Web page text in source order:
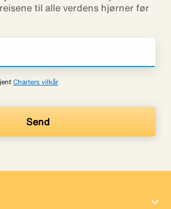
til alle verdens hjørner før
Charters vilkår
expand_more